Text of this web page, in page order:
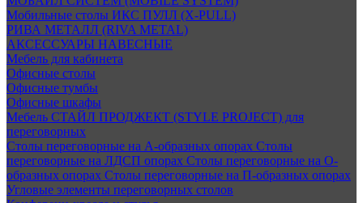
Мобильные столы ИКС ПУЛЛ (X-PULL)
РИВА МЕТАЛЛ (RIVA METAL)
АКСЕССУАРЫ НАВЕСНЫЕ
Мебель для кабинета
Офисные столы
Офисные тумбы
Офисные шкафы
Мебель СТАЙЛ ПРОДЖЕКТ (STYLE PROJECT) для
переговорных
Столы переговорные на А-образных опорах Столы
переговорные на ЛДСП опорах Столы переговорные на О-
образных опорах Столы переговорные на П-образных опорах
Угловые элементы переговорных столов